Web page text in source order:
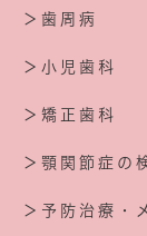
＞歯周病
＞小児歯科
＞矯正歯科
＞顎関節症の
＞予防治療・